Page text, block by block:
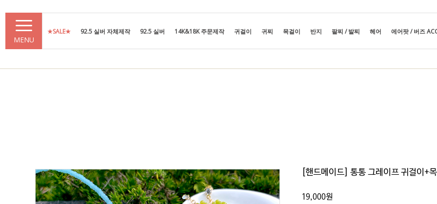
MENU
★SALE★ 92.5 실버 자체제작 92.5 실버 14K&18K 주문제작 귀걸이 귀찌 목걸이 반지 팔찌 / 발찌 헤어 에어팟 / 버즈
[핸드메이드] 통통 그레이프 귀걸이+
19,000원